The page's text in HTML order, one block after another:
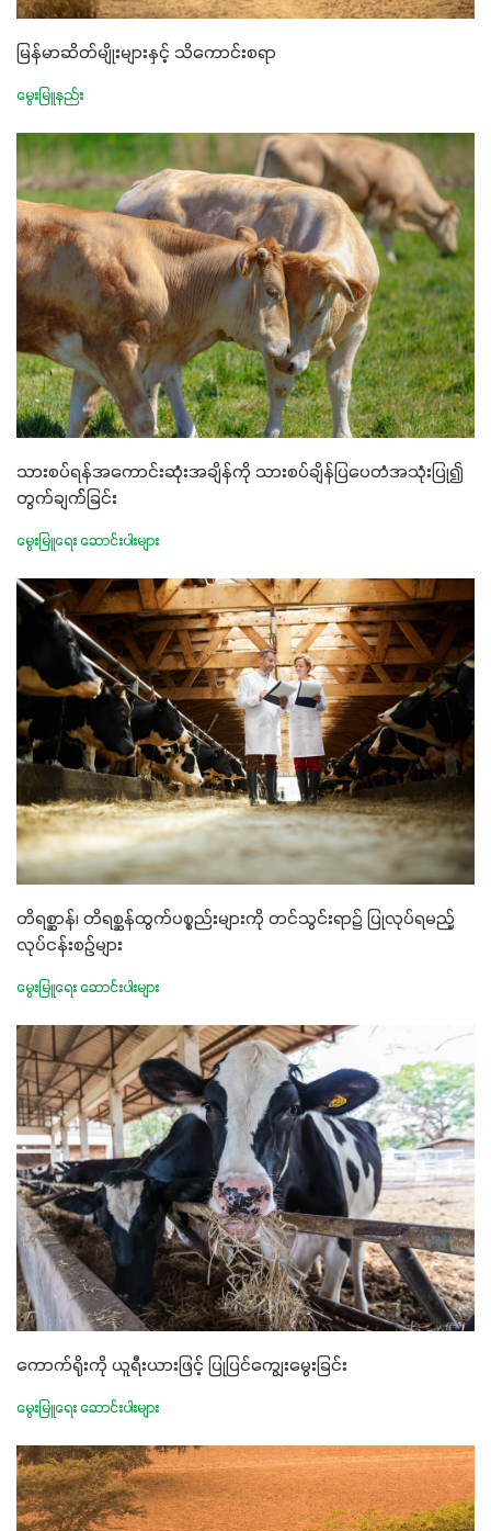
မြန်မာဆိတ်မျိုးများနှင့် သိကောင်းစရာ
မွေးမြူနည်း
သားစပ်ရန်အကောင်းဆုံးအချိန်ကို သားစပ်ချိန်ပြပေတံအသုံးပြု၍
တွက်ချက််ခြင်း
မွေးမြူရေး ဆောင်းပါးများ
တိရစ္ဆာန်၊ တိရစ္ဆန်ထွက်ပစ္စည်းများကို တင်သွင်းရာ၌ ပြုလုပ်ရမည့်
လုပ်ငန်းစဉ်များ
မွေးမြူရေး ဆောင်းပါးများ
ကောက်ရိုးကို ယူရီးယားဖြင့် ပြုပြင်ကျွေးမွေးခြင်း
မွေးမြူရေး ဆောင်းပါးများ